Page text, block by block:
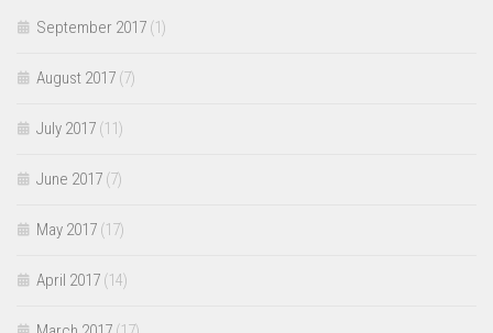
September 2017 (1)
August 2017 (7)
July 2017 (11)
June 2017 (7)
May 2017 (17)
April 2017 (14)